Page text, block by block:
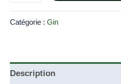
Catégorie : Gin
Description